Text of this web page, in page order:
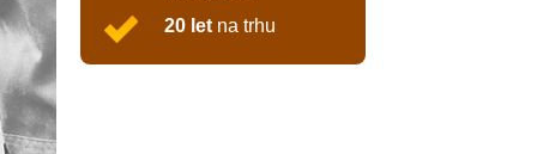
20 let na trhu